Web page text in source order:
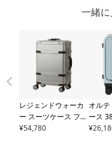
一緒
レジェンドウォーカ
ー スーツケース フレ
ーム 32L 55cm 4.2kg
¥54,780
オル
ース
3.9kg
¥